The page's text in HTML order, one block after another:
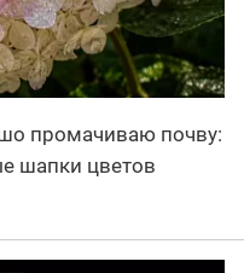
промачиваю почву:
шапки цветов